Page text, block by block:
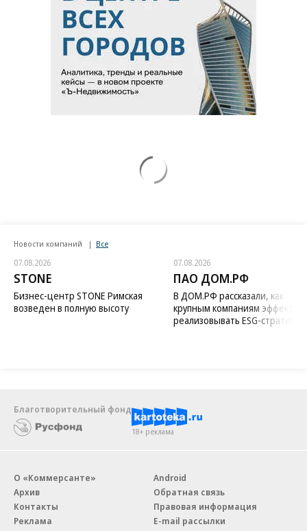
Новости компаний Все
07.08.2026
STONE
Бизнес-центр STONE Римская
возведен в полную высоту
07.08.2026
ПАО ДОМ.РФ
В ДОМ.РФ рассказали, как
крупным компаниям
реализовывать ESG-стратегию
Благотворительный фонд
18+ реклама
О «Коммерсанте»
Архив
Контакты
Реклама
Android
Обратная связь
Правовая информация
E-mail рассылки